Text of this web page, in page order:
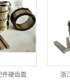
件硬齿面 浙